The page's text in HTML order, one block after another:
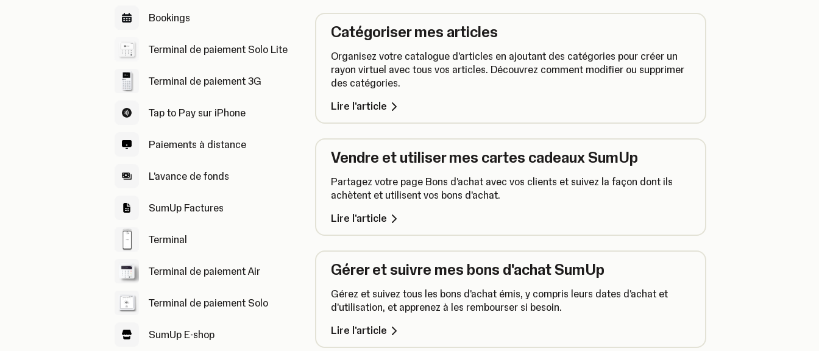
Bookings
Terminal de paiement Solo Lite
Terminal de paiement 3G
Tap to Pay sur iPhone
Paiements à distance
L'avance de fonds
SumUp Factures
Terminal
Terminal de paiement Air
Terminal de paiement Solo
SumUp E-shop
Catégoriser mes articles
Organisez votre catalogue d'articles en ajoutant des catégories pour créer un
rayon virtuel avec tous vos articles. Découvrez comment modifier ou supprimer
des catégories.
Lire l'article
Vendre et utiliser mes cartes cadeaux SumUp
Partagez votre page Bons d'achat avec vos clients et suivez la façon dont ils
achètent et utilisent vos bons d'achat.
Lire l'article
Gérer et suivre mes bons d'achat SumUp
Gérez et suivez tous les bons d'achat émis, y compris leurs dates d'achat et
d'utilisation, et apprenez à les rembourser si besoin.
Lire l'article